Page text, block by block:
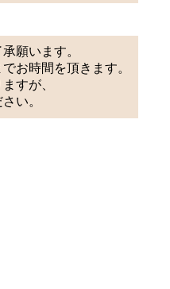
願います。
お時間を頂きます。
すが、
い。